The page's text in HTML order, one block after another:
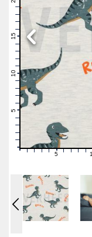
5
7
8
10
11
16
19
1 2 3 4 5 6 7 89